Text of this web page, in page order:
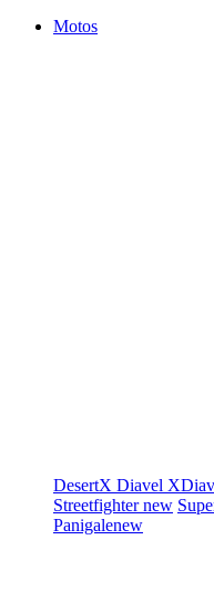
Motos
DesertX Diavel
Streetfighternew
Panigalenew